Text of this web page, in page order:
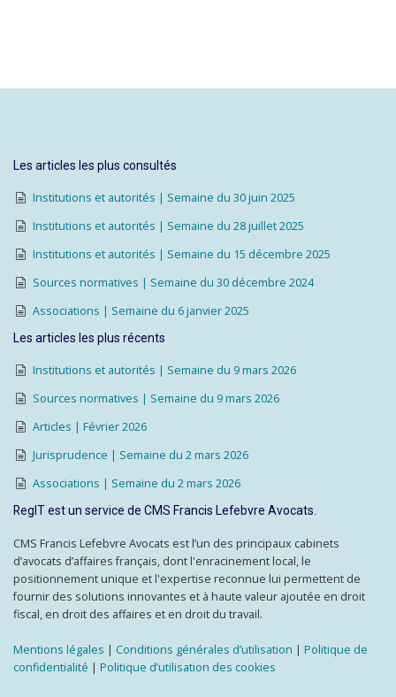
Les articles les plus consultés
Institutions et autorités | Semaine du 30 juin 2025
Institutions et autorités | Semaine du 28 juillet 2025
Institutions et autorités | Semaine du 15 décembre 2025
Sources normatives | Semaine du 30 décembre 2024
Associations | Semaine du 6 janvier 2025
Les articles les plus récents
Institutions et autorités | Semaine du 9 mars 2026
Sources normatives | Semaine du 9 mars 2026
Articles | Février 2026
Jurisprudence | Semaine du 2 mars 2026
Associations | Semaine du 2 mars 2026
RegIT est un service de CMS Francis Lefebvre Avocats.
CMS Francis Lefebvre Avocats est l’un des principaux cabinets
d’avocats d’affaires français, dont l'enracinement local, le
positionnement unique et l'expertise reconnue lui permettent de
fournir des solutions innovantes et à haute valeur ajoutée en droit
fiscal, en droit des affaires et en droit du travail.
Mentions légales | Conditions générales d’utilisation | Politique de
confidentialité | Politique d’utilisation des cookies